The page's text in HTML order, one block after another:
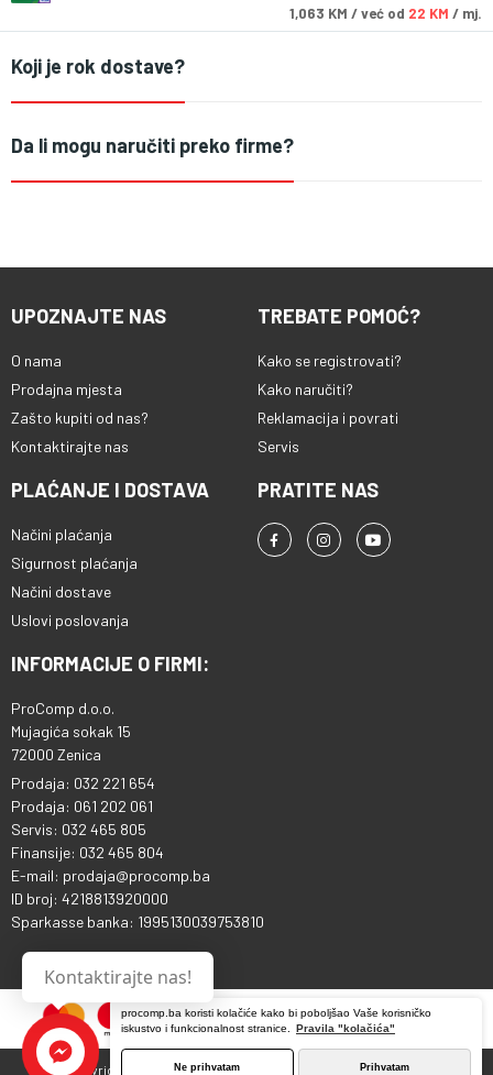
procomp.ba koristi kolačiće kako bi poboljšao Vaše korisničko
iskustvo i funkcionalnost stranice.
Pravila "kolačića"
Ne prihvatam Prihvatam
1,063 KM / već od 22 KM / mj.
Koji je rok dostave?
Da li mogu naručiti preko firme?
UPOZNAJTE NAS
O nama
Prodajna mjesta
Zašto kupiti od nas?
Kontaktirajte nas
TREBATE POMOĆ?
Kako se registrovati?
Kako naručiti?
Reklamacija i povrati
Servis
PLAĆANJE I DOSTAVA
Načini plaćanja
Sigurnost plaćanja
Načini dostave
Uslovi poslovanja
PRATITE NAS
INFORMACIJE O FIRMI:
ProComp d.o.o.
Mujagića sokak 15
72000 Zenica
Prodaja: 032 221 654
Prodaja: 061 202 061
Servis: 032 465 805
Finansije: 032 465 804
E-mail: prodaja@procomp.ba
ID broj: 4218813920000
Sparkasse banka: 1995130039753810
Copyright © 2013 - 2026 ProComp d.o.o. Sva prava pridržana.
Kontaktirajte nas!